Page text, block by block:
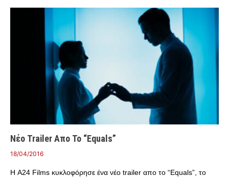
Νέο Trailer Απο Το “Equals”
18/04/2016
Η A24 Films κυκλοφόρησε ένα νέο trailer απο το “Equals”, τo